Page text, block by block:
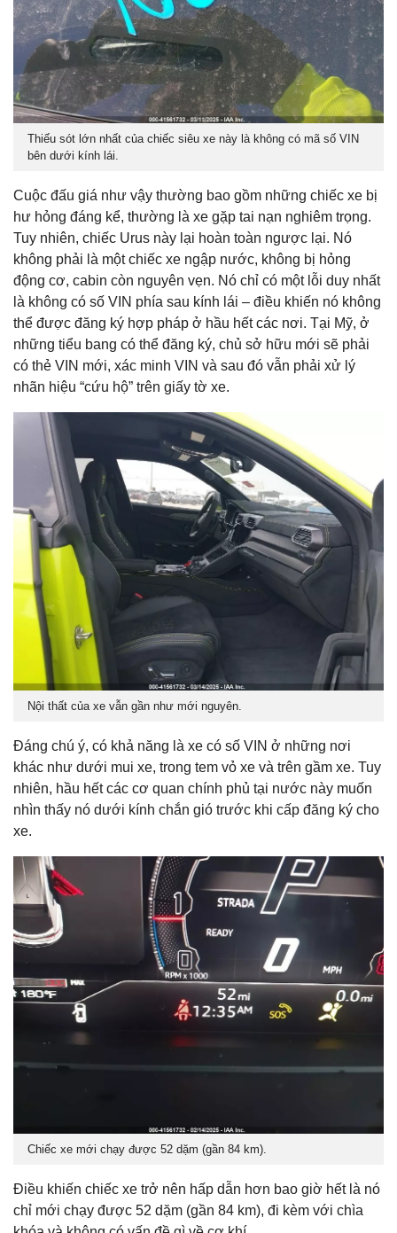
Thiếu sót lớn nhất của chiếc siêu xe này là không có mã số VIN
bên dưới kính lái.
Cuộc đấu giá như vậy thường bao gồm những chiếc xe bị
hư hỏng đáng kể, thường là xe gặp tai nạn nghiêm trọng.
Tuy nhiên, chiếc Urus này lại hoàn toàn ngược lại. Nó
không phải là một chiếc xe ngập nước, không bị hỏng
động cơ, cabin còn nguyên vẹn. Nó chỉ có một lỗi duy nhất
là không có số VIN phía sau kính lái – điều khiến nó không
thể được đăng ký hợp pháp ở hầu hết các nơi. Tại Mỹ, ở
những tiểu bang có thể đăng ký, chủ sở hữu mới sẽ phải
có thẻ VIN mới, xác minh VIN và sau đó vẫn phải xử lý
nhãn hiệu “cứu hộ” trên giấy tờ xe.
Nội thất của xe vẫn gần như mới nguyên.
Đáng chú ý, có khả năng là xe có số VIN ở những nơi
khác như dưới mui xe, trong tem vỏ xe và trên gầm xe. Tuy
nhiên, hầu hết các cơ quan chính phủ tại nước này muốn
nhìn thấy nó dưới kính chắn gió trước khi cấp đăng ký cho
xe.
Chiếc xe mới chạy được 52 dặm (gần 84 km).
Điều khiến chiếc xe trở nên hấp dẫn hơn bao giờ hết là nó
chỉ mới chạy được 52 dặm (gần 84 km), đi kèm với chìa